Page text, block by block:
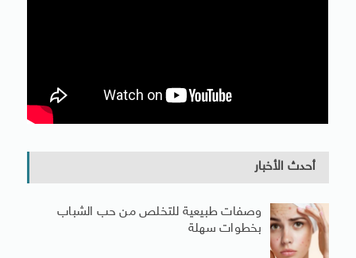
أحدث الأخبار
وصفات طبيعية للتخلص من حب الشباب
بخطوات سهلة